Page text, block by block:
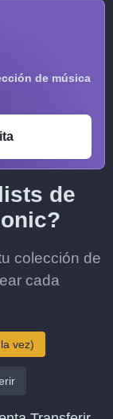
de música
de
colección de
cada
vez)